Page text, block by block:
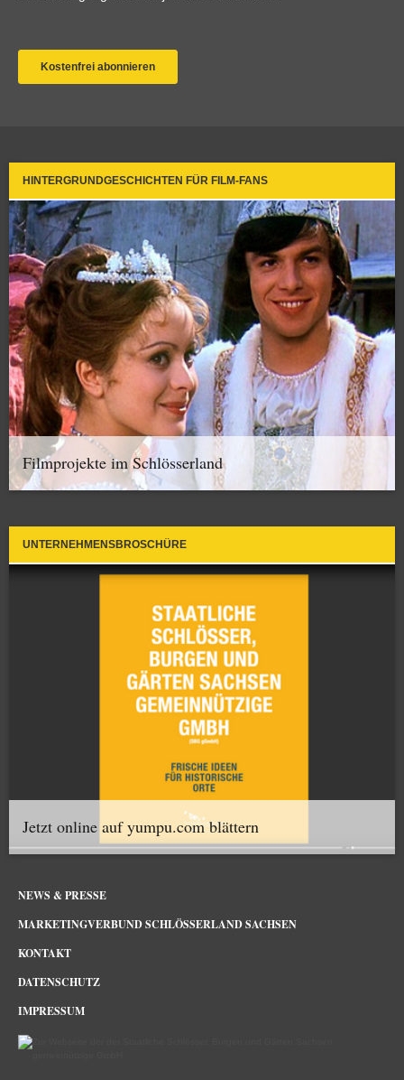
HINTERGRUNDGESCHICHTEN FÜR FILM-FANS
Filmprojekte im Schlösserland
UNTERNEHMENSBROSCHÜRE
Jetzt online auf yumpu.com blättern
NEWS & PRESSE
MARKETINGVERBUND SCHLÖSSERLAND SACHSEN
KONTAKT
DATENSCHUTZ
IMPRESSUM